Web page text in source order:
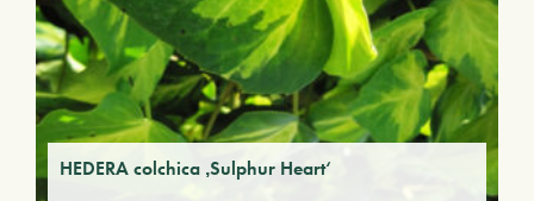
HEDERA colchica ‚Sulphur Heart‘